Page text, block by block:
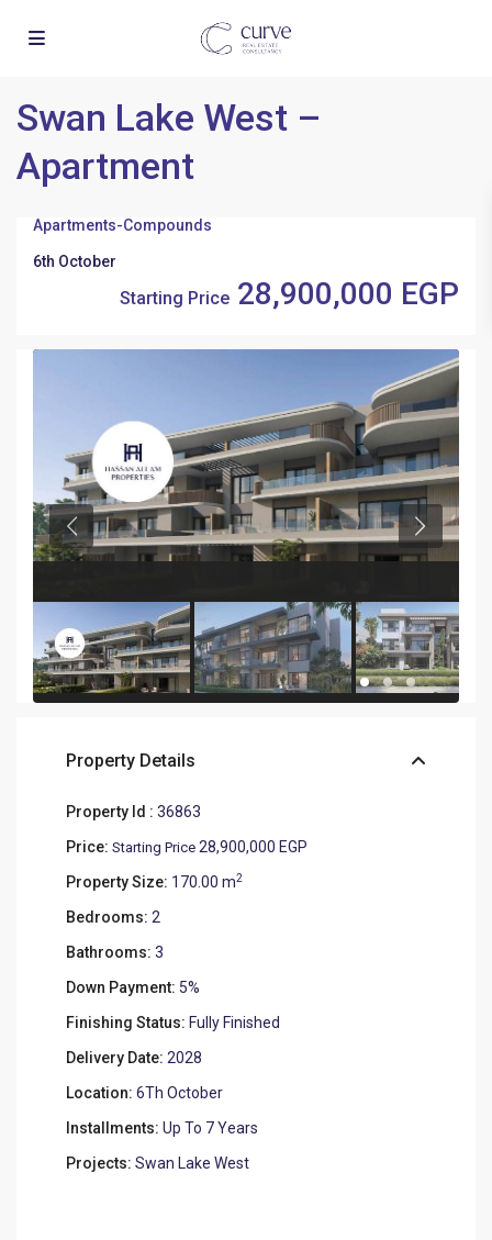
Swan Lake West –
Apartment
Apartments-Compounds
6th October
Starting Price28,900,000 EGP
Property Details
Property Id : 36863
Price: Starting Price 28,900,000 EGP
Property Size: 170.00 m2
Bedrooms: 2
Bathrooms: 3
Down Payment: 5%
Finishing Status: Fully Finished
Delivery Date: 2028
Location: 6Th October
Installments: Up To 7 Years
Projects: Swan Lake West